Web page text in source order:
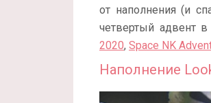
от наполнения (и
четвертый адвент
2020, Space NK
Наполнение